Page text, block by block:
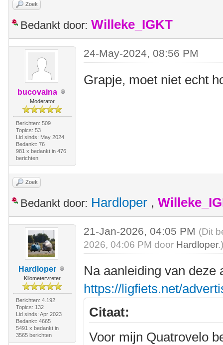
Zoek
Bedankt door: Willeke_IGKT
bucovaina
Moderator
Berichten: 509
Topics: 53
Lid sinds: May 2024
Bedankt: 76
981 x bedankt in 476
berichten
24-May-2024, 08:56 PM
Grapje, moet niet echt
Zoek
Bedankt door: Hardloper ,
Hardloper
Kilometervreter
Berichten: 4.192
Topics: 132
Lid sinds: Apr 2023
Bedankt: 4665
5491 x bedankt in
3565 berichten
21-Jan-2026, 04:05 PM (Dit
2026, 04:06 PM door Hardloper
Na aanleiding van deze
https://ligfiets.net/
Citaat:
Voor mijn Quatrovelo